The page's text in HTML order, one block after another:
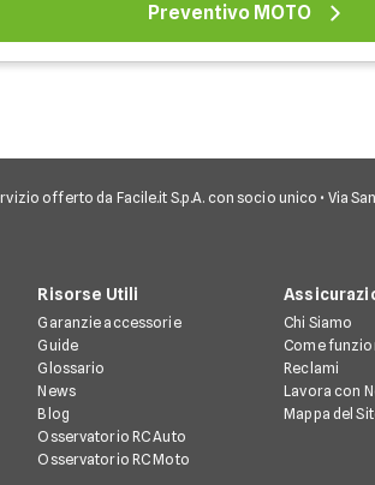
Preventivo MOTO
offerto da Facile.it S.p.A. con socio unico • Via
Risorse Utili
Garanzie accessorie
Guide
Glossario
News
Blog
Osservatorio RC Auto
Osservatorio RC Moto
Chi Siamo
Come
Reclami
Lavora con
Mappa del